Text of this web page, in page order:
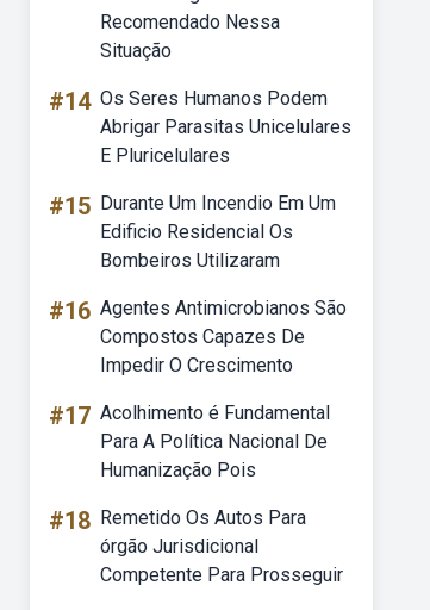
Recomendado Nessa
Situação
#14 Os Seres Humanos Podem
Abrigar Parasitas Unicelulares
E Pluricelulares
#15 Durante Um Incendio Em Um
Edificio Residencial Os
Bombeiros Utilizaram
#16 Agentes Antimicrobianos São
Compostos Capazes De
Impedir O Crescimento
#17 Acolhimento é Fundamental
Para A Política Nacional De
Humanização Pois
#18 Remetido Os Autos Para
órgão Jurisdicional
Competente Para Prosseguir